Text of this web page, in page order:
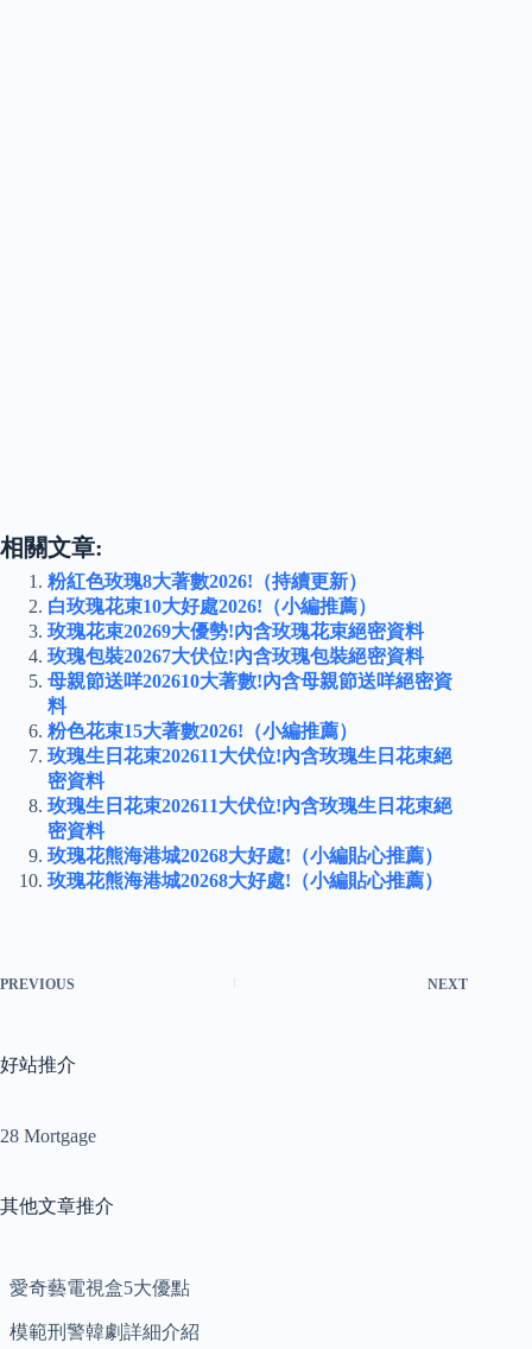
相關文章:
粉紅色玫瑰8大著數2026!（持續更新）
白玫瑰花束10大好處2026!（小編推薦）
玫瑰花束20269大優勢!內含玫瑰花束絕密資料
玫瑰包裝20267大伏位!內含玫瑰包裝絕密資料
母親節送咩202610大著數!內含母親節送咩絕密資
料
粉色花束15大著數2026!（小編推薦）
玫瑰生日花束202611大伏位!內含玫瑰生日花束絕
密資料
玫瑰生日花束202611大伏位!內含玫瑰生日花束絕
密資料
玫瑰花熊海港城20268大好處!（小編貼心推薦）
玫瑰花熊海港城20268大好處!（小編貼心推薦）
PREVIOUS NEXT
好站推介
28 Mortgage
其他文章推介
愛奇藝電視盒5大優點
模範刑警韓劇詳細介紹